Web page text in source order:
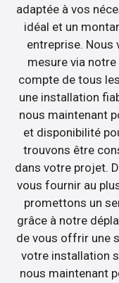
adaptée à vos
idéal et un
entreprise. Nous
mesure via
compte de tous
une installation
nous maintenant
et disponibilité
trouvons être
dans votre projet.
vous fournir au
promettons un
grâce à notre
de vous offrir une
votre installation
nous maintenant